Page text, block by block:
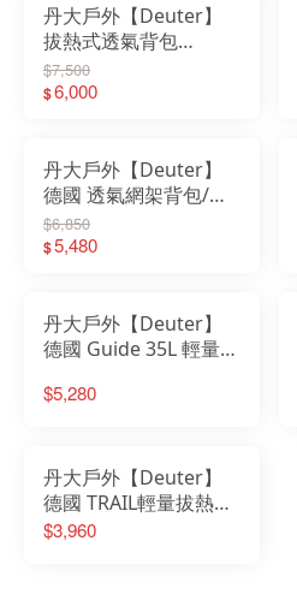
丹大戶外【Deuter】
拔熱式透氣背包
35+10SL 3350022 女
性窄肩款 健行包｜登山
$7,500
$6,000
丹大戶外【Deuter】
德國 透氣網架背包/健
行包40L 3401321｜後
背包｜登山包｜健行包
$6,850
$5,480
丹大戶外【Deuter】
德國 Guide 35L 輕量攀
包｜登山包
$5,280
丹大戶外【Deuter】
德國 TRAIL輕量拔熱透
氣背包/登山背包30L
$3,960